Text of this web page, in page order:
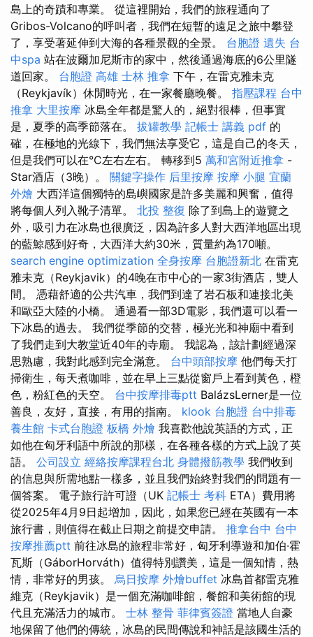
島上的奇蹟和專業。 從這裡開始，我們的旅程通向了
Gribos-Volcano的呼叫者，我們在短暫的遠足之旅中攀登
了，享受著延伸到大海的各種景觀的全景。 台胞證 遺失 台
中spa 站在波爾加尼斯市的家中，然後通過海底的6公里隧
道回家。 台胞證 高雄 士林 推拿 下午，在雷克雅未克
（Reykjavík）休閒時光，在一家餐廳晚餐。 指壓課程 台中
推拿 大里按摩 冰島全年都是驚人的，絕對很棒，但事實
是，夏季的高季節落在。 拔罐教學 記帳士 講義 pdf 的
確，在極地的光線下，我們無法享受它，這是自己的冬天，
但是我們可以在°C左右左右。 轉移到5 萬和宮附近推拿 -
Star酒店（3晚）。 關鍵字操作 后里按摩 按摩 小腿 宜蘭
外燴 大西洋這個獨特的島嶼國家是許多美麗和興奮，值得
將每個人列入靴子清單。 北投 整復 除了到島上的遊覽之
外，吸引力在冰島也很廣泛，因為許多人對大西洋地區出現
的藍鯨感到好奇，大西洋大約30米，質量約為170噸。
search engine optimization 全身按摩 台胞證新北 在雷克
雅未克（Reykjavik）的4晚在市中心的一家3街酒店，雙人
間。 憑藉舒適的公共汽車，我們到達了岩石板和連接北美
和歐亞大陸的小橋。 通過看一部3D電影，我們還可以看一
下冰島的過去。 我們從季節的交替，極光光和神廟中看到
了我們走到大教堂近40年的寺廟。 我認為，該計劃經過深
思熟慮，我對此感到完全滿意。 台中頭部按摩 他們每天打
掃衛生，每天煮咖啡，並在早上三點從窗戶上看到黃色，橙
色，粉紅色的天空。 台中按摩排毒ptt BalázsLerner是一位
善良，友好，直接，有用的指南。 klook 台胞證 台中排毒
養生館 卡式台胞證 板橋 外燴 我喜歡他說英語的方式，正
如他在匈牙利語中所說的那樣，在各種各樣的方式上說了英
語。 公司設立 經絡按摩課程台北 身體撥筋教學 我們收到
的信息與所需地點一樣多，並且我們始終對我們的問題有一
個答案。 電子旅行許可證（UK 記帳士 考科 ETA）費用將
從2025年4月9日起增加，因此，如果您已經在英國有一本
旅行書，則值得在截止日期之前提交申請。 推拿台中 台中
按摩推薦ptt 前往冰島的旅程非常好，匈牙利導遊和加伯·霍
瓦斯（GáborHorváth）值得特別讚美，這是一個知情，熱
情，非常好的男孩。 烏日按摩 外燴buffet 冰島首都雷克雅
維克（Reykjavik）是一個充滿咖啡館，餐館和美術館的現
代且充滿活力的城市。 士林 整骨 菲律賓簽證 當地人自豪
地保留了他們的傳統，冰島的民間傳說和神話是該國生活的